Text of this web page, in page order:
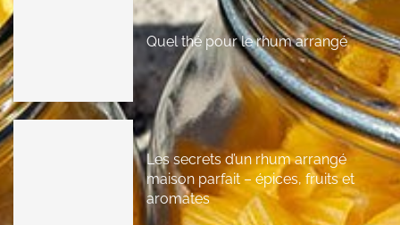
Quel thé pour le rhum arrangé
Les secrets d’un rhum arrangé
maison parfait – épices, fruits et
aromates